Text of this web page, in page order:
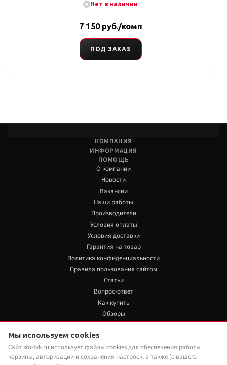
Пикап, Карго,
Нет в наличии
7 150 руб./комп
ПОД ЗАКАЗ
КОМПАНИЯ
ИНФОРМАЦИЯ
ПОМОЩЬ
О компании
Новости
Вакансии
Наши работы
Производители
Условия оплаты
Условия доставки
Гарантия на товар
Политика конфиденциальности
Правила пользования сайтом
Статьи
Вопрос-ответ
Как купить
Обзоры
+7 922 480 80 85
Мы в социальных сетях:
Мы используем cookies
Сайт sto-tvk.ru использует файлы cookies для обеспечения работы
корзины, авторизации и сохранения настроек, а также (с вашего